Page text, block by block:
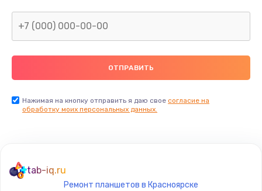
1600 руб.
Замена термопасты
Заказать
Нажимая на кнопку отправить я даю свое согласие на
обработку моих персональных данных.
tab-iq.ru
Ремонт планшетов в Красноярске